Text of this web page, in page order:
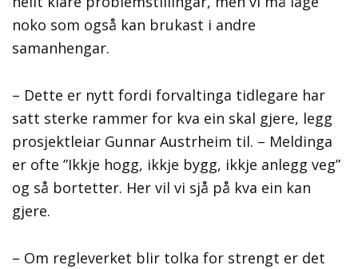
noko som også kan brukast i andre
samanhengar.
– Dette er nytt fordi forvaltinga tidlegare har
satt sterke rammer for kva ein skal gjere, legg
prosjektleiar Gunnar Austrheim til. – Meldinga
er ofte ”Ikkje hogg, ikkje bygg, ikkje anlegg veg”
og så bortetter. Her vil vi sjå på kva ein kan
gjere.
– Om regleverket blir tolka for strengt er det